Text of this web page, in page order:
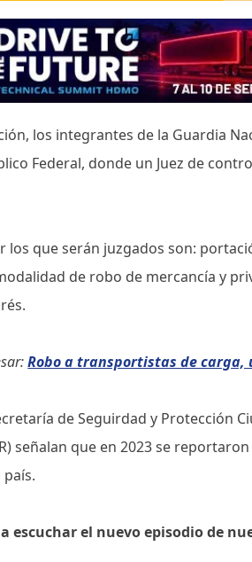
los integrantes de la Guardia
Federal, donde un Juez de
los que serán juzgados son:
de robo de mercancía y
Robo a transportistas de carga,
de Seguirdad y Protección
señalan que en 2023 se
escuchar el nuevo episodio de